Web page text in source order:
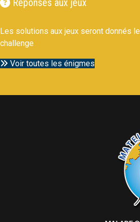
Réponses aux jeux
Les solutions aux jeux seront donnés
challenge
Voir toutes les énigmes